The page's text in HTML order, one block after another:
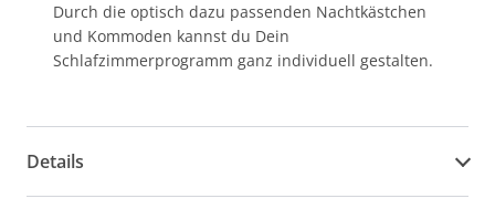
Durch die optisch dazu passenden Nachtkästchen
und Kommoden kannst du Dein
Schlafzimmerprogramm ganz individuell gestalten.
Details